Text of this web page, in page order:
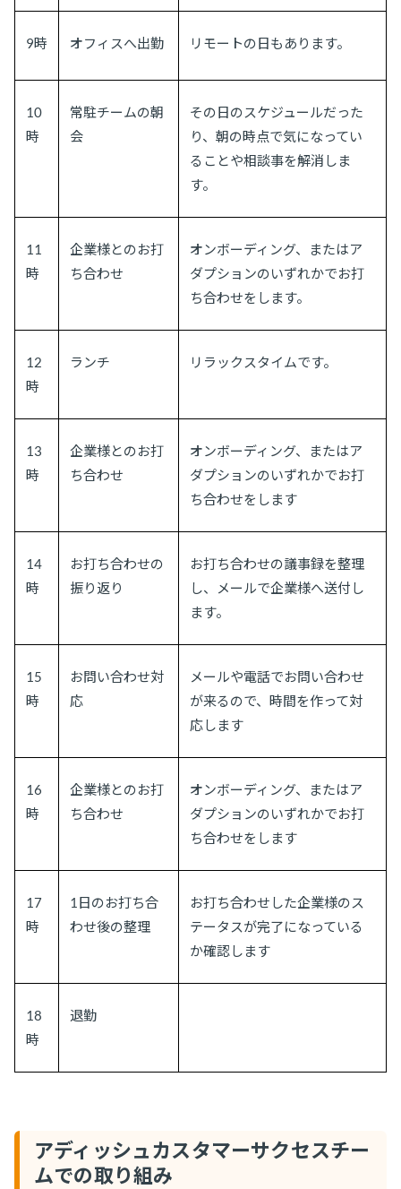
9時 オフィスへ出勤 リモートの日もあります。
10
時
常駐チームの朝
会
その日のスケジュールだった
り、朝の時点で気になってい
ることや相談事を解消しま
す。
11
時
企業様とのお打
ち合わせ
オンボーディング、またはア
ダプションのいずれかでお打
ち合わせをします。
12
時
ランチ リラックスタイムです。
13
時
企業様とのお打
ち合わせ
オンボーディング、またはア
ダプションのいずれかでお打
ち合わせをします
14
時
お打ち合わせの
振り返り
お打ち合わせの議事録を整理
し、メールで企業様へ送付し
ます。
15
時
お問い合わせ対
応
メールや電話でお問い合わせ
が来るので、時間を作って対
応します
16
時
企業様とのお打
ち合わせ
オンボーディング、またはア
ダプションのいずれかでお打
ち合わせをします
17
時
1日のお打ち合
わせ後の整理
お打ち合わせした企業様のス
テータスが完了になっている
か確認します
18
時
退勤
アディッシュカスタマーサクセスチー
ムでの取り組み